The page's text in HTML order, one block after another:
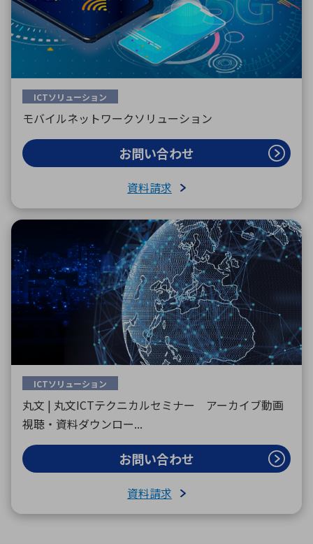
ICTソリューション
モバイルネットワークソリューション
お問い合わせ
資料請求
ICTソリューション
丸文 | 丸文ICTテクニカルセミナー アーカイブ動画
視聴・資料ダウンロー...
お問い合わせ
資料請求